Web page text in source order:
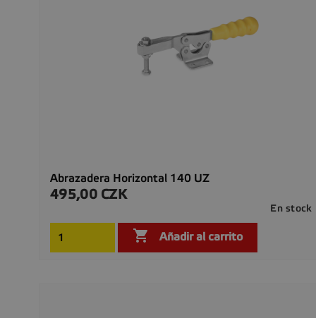
Abrazadera Horizontal 140 UZ
Precio
495,00 CZK
En stock
 Añadir al carrito